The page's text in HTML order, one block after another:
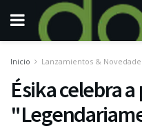
Inicio Lanzamientos &
Ésika celebra a